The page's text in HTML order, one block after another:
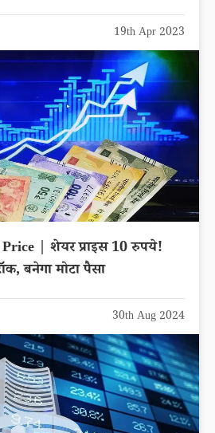
19th Apr 2023
| शेयर प्राइस 10 रुपये!
बनेगा मोटा पैसा
30th Aug 2024